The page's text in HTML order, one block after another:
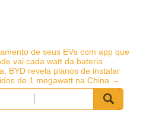
de seus EVs com app que
vai cada watt da bateria
BYD revela planos de instalar
de 1 megawatt na China →
Pesquisar
por: